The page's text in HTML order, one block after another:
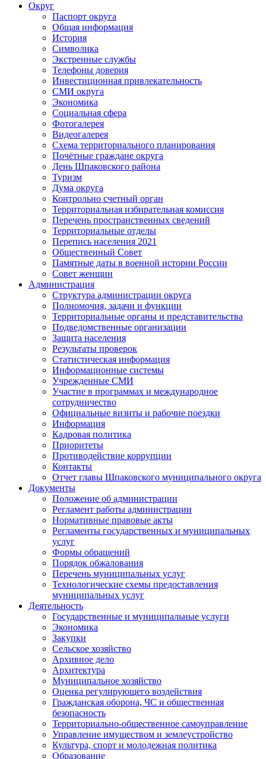
Округ
Паспорт округа
Общая информация
История
Символика
Экстренные службы
Телефоны доверия
Инвестиционная привлекательность
СМИ округа
Экономика
Социальная сфера
Фотогалерея
Видеогалерея
Схема территориального планирования
Почётные граждане округа
День Шпаковского района
Туризм
Дума округа
Контрольно счетный орган
Территориальная избирательная комиссия
Перечень пространственных сведений
Территориальные отделы
Перепись населения 2021
Общественный Совет
Памятные даты в военной истории России
Совет женщин
Администрация
Структура администрации округа
Полномочия, задачи и функции
Территориальные органы и представительства
Подведомственные организации
Защита населения
Результаты проверок
Статистическая информация
Информационные системы
Учрежденные СМИ
Участие в программах и международное
сотрудничество
Официальные визиты и рабочие поездки
Информация
Кадровая политика
Приоритеты
Противодействие коррупции
Контакты
Отчет главы Шпаковского муниципального округа
Документы
Положение об администрации
Регламент работы администрации
Нормативные правовые акты
Регламенты государственных и муниципальных
услуг
Формы обращений
Порядок обжалования
Перечень муниципальных услуг
Технологические схемы предоставления
муниципальных услуг
Деятельность
Государственные и муниципальные услуги
Экономика
Закупки
Сельское хозяйство
Архивное дело
Архитектура
Муниципальное хозяйство
Оценка регулирующего воздействия
Гражданская оборона, ЧС и общественная
безопасность
Территориально-общественное самоуправление
Управление имуществом и землеустройство
Культура, спорт и молодежная политика
Образование